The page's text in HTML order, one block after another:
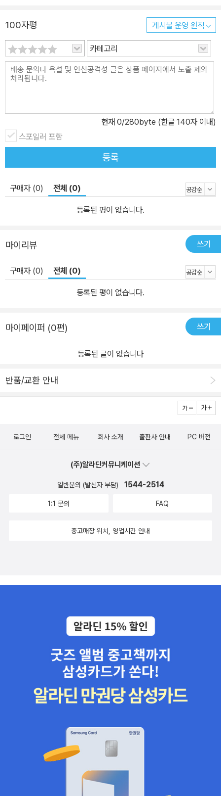
100자평 게시물 운영 원칙
카테고리
현재 0/280byte (한글 140자 이내)
스포일러 포함
등록
구매자 (0) 전체 (0)
등록된 평이 없습니다.
마이리뷰 쓰기
구매자 (0) 전체 (0)
등록된 평이 없습니다.
마이페이퍼 (0편) 쓰기
등록된 글이 없습니다
반품/교환 안내
로그인 전체 메뉴 회사 소개 출판사 안내 PC 버전
(주)알라딘커뮤니케이션
일반문의 (발신자 부담) 1544-2514
1:1 문의 FAQ
중고매장 위치, 영업시간 안내